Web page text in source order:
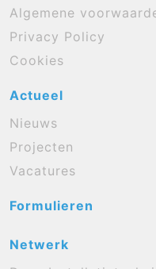
Algemene
Privacy Policy
Cookies
Actueel
Nieuws
Projecten
Vacatures
Formulieren
Netwerk